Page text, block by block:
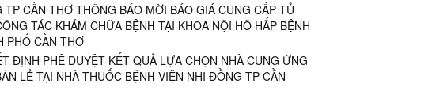
CẦN THƠ THÔNG BÁO MỜI BÁO GIÁ CUNG CẤP TỦ
TÁC KHÁM CHỮA BỆNH TẠI KHOA NỘI HÔ HẤP BỆNH
PHỐ CẦN THƠ
ĐỊNH PHÊ DUYỆT KẾT QUẢ LỰA CHỌN NHÀ CUNG ỨNG
LẺ TẠI NHÀ THUỐC BỆNH VIỆN NHI ĐỒNG TP CẦN